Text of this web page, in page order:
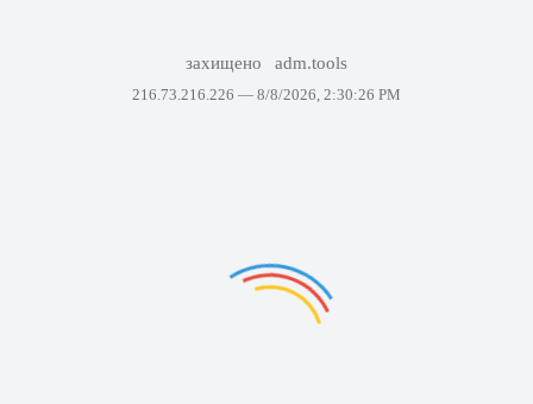
захищено adm.tools
216.73.216.226 — 8/8/2026, 2:30:26 PM